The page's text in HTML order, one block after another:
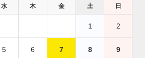
水 木 金 土 日
1 2
5 6 7 8 9